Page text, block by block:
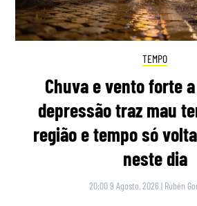
TEMPO
Chuva e vento forte
depressão traz mau
região e tempo só
neste dia
20:00 9 Agosto, 2026 | Rubén